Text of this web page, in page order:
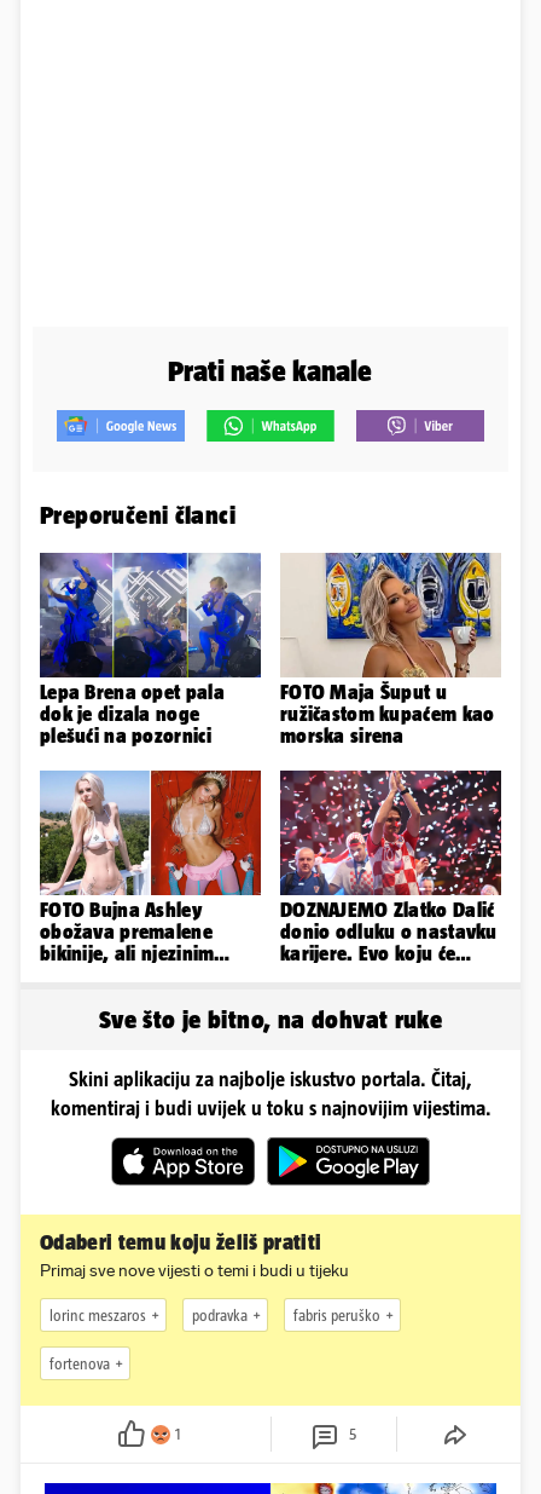
Prati naše kanale
Preporučeni članci
Lepa Brena opet pala
dok je dizala noge
plešući na pozornici
FOTO Maja Šuput u
ružičastom kupaćem kao
morska sirena
FOTO Bujna Ashley
obožava premalene
bikinije, ali njezinim
DOZNAJEMO Zlatko Dalić
donio odluku o nastavku
karijere. Evo koju će
Sve što je bitno, na dohvat ruke
Skini aplikaciju za najbolje iskustvo portala. Čitaj,
komentiraj i budi uvijek u toku s najnovijim vijestima.
Odaberi temu koju želiš pratiti
Primaj sve nove vijesti o temi i budi u tijeku
lorinc meszaros podravka fabris peruško
fortenova
1 5